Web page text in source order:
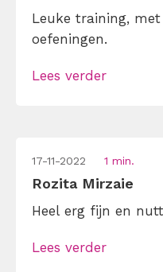
Leuke training,
oefeningen.
Lees verder
17-11-2022 1 min.
Rozita Mirzaie
Heel erg fijn en
Lees verder